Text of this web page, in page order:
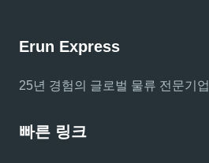
Erun Express
25년 경험의 글로벌 물류 전문기업
빠른 링크